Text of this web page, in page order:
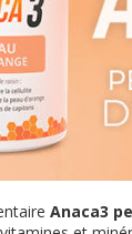
Anaca3